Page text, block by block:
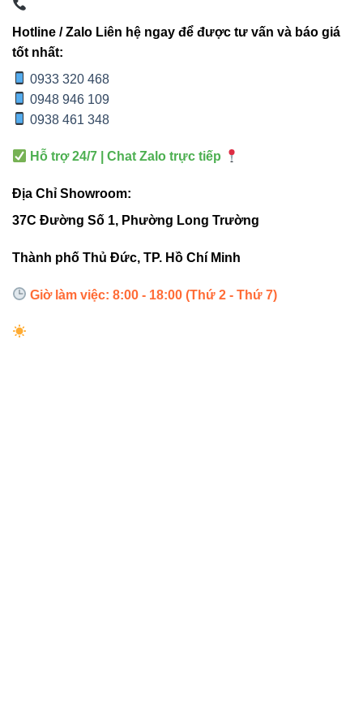
400
lm
lớn
Hướng dẫn lắp đặt và bảo trì
an toàn.
Kết nối nguồn điện đúng điện áp và chuẩn CE.
sáng tối ưu.
Kiểm tra chip LED và bộ nguồn định kỳ, thay thế khi
Hotline / Zalo Liên hệ ngay để được tư vấn và báo giá
tốt nhất:
0933 320 468
0948 946 109
0938 461 348
Hỗ trợ 24/7 | Chat Zalo trực tiếp
Địa Chỉ Showroom:
37C Đường Số 1, Phường Long Trường
Thành phố Thủ Đức, TP. Hồ Chí Minh
Giờ làm việc: 8:00 - 18:00 (Thứ 2 - Thứ 7)